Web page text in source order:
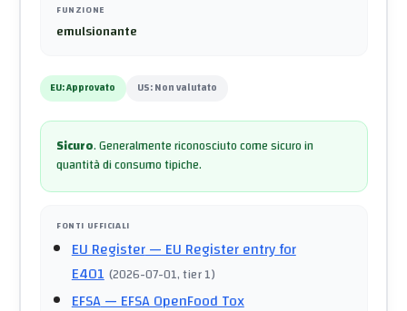
FUNZIONE
emulsionante
EU:Approvato US:Non valutato
Sicuro.Generalmente riconosciuto come sicuro in
quantità di consumo tipiche.
FONTI UFFICIALI
EU Register— EU Register entry for
E401 (2026-07-01, tier 1)
EFSA— EFSA OpenFood Tox